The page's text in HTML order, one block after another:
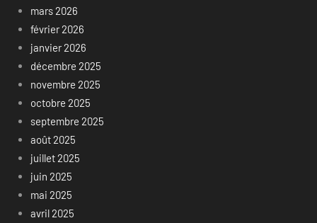
mars 2026
février 2026
janvier 2026
décembre 2025
novembre 2025
octobre 2025
septembre 2025
août 2025
juillet 2025
juin 2025
mai 2025
avril 2025